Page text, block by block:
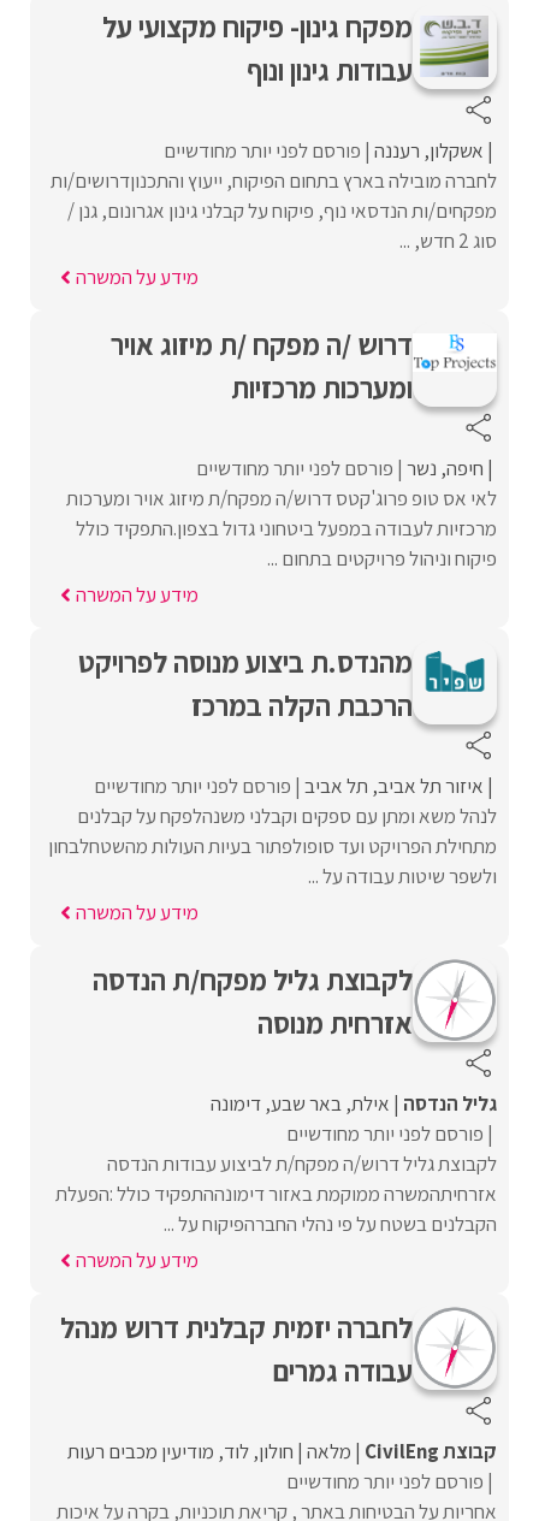
מפקח גינון- פיקוח מקצועי על
עבודות גינון ונוף
אשקלון רעננה פורסם לפני יותר מחודשיים
לחברה מובילה בארץ בתחום הפיקוח, ייעוץ והתכנוןדרושים/ות
מפקחים/ות הנדסאי נוף, פיקוח על קבלני גינון אגרונום, גנן /
סוג 2 חדש, ...
מידע על המשרה
דרוש /ה מפקח /ת מיזוג אויר
ומערכות מרכזיות
חיפה נשר פורסם לפני יותר מחודשיים
לאי אס טופ פרוג'קטס דרוש/ה מפקח/ת מיזוג אויר ומערכות
מרכזיות לעבודה במפעל ביטחוני גדול בצפון.התפקיד כולל
פיקוח וניהול פרויקטים בתחום ...
מידע על המשרה
מהנדס.ת ביצוע מנוסה לפרויקט
הרכבת הקלה במרכז
איזור תל אביב תל אביב פורסם לפני יותר מחודשיים
לנהל משא ומתן עם ספקים וקבלני משנהלפקח על קבלנים
מתחילת הפרויקט ועד סופולפתור בעיות העולות מהשטחלבחון
ולשפר שיטות עבודה על ...
מידע על המשרה
לקבוצת גליל מפקח/ת הנדסה
אזרחית מנוסה
גליל הנדסה אילת באר שבע דימונה
פורסם לפני יותר מחודשיים
לקבוצת גליל דרוש/ה מפקח/ת לביצוע עבודות הנדסה
אזרחיתהמשרה ממוקמת באזור דימונההתפקיד כולל :הפעלת
הקבלנים בשטח על פי נהלי החברהפיקוח על ...
מידע על המשרה
לחברה יזמית קבלנית דרוש מנהל
עבודה גמרים
קבוצת CivilEng מלאה חולון לוד מודיעין מכבים רעות
פורסם לפני יותר מחודשיים
אחריות על הבטיחות באתר , קריאת תוכניות, בקרה על איכות